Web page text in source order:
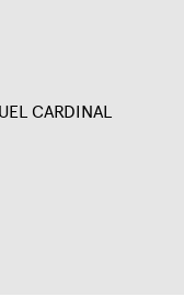
CARDINAL